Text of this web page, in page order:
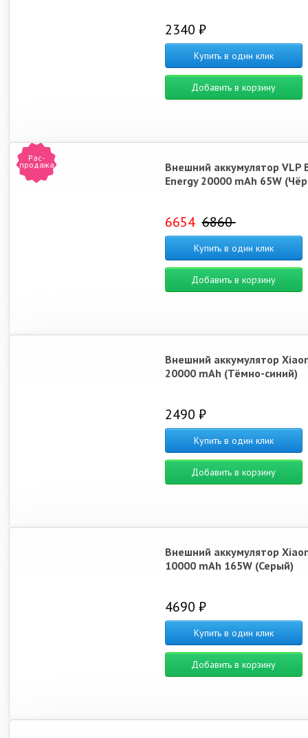
2340 ₽
Купить в один клик
Добавить в корзину
Рас-
продажа
Внешний аккумулятор VLP
Energy 20000 mAh 65W
6654 6860
Купить в один клик
Добавить в корзину
Внешний аккумулятор
20000 mAh (Тёмно-синий)
2490 ₽
Купить в один клик
Добавить в корзину
Внешний аккумулятор
10000 mAh 165W (Серый)
4690 ₽
Купить в один клик
Добавить в корзину